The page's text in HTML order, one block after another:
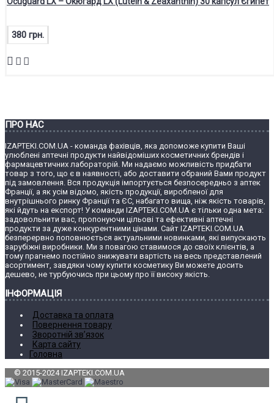
380 грн.
ПРО НАС
IZAPTEKI.COM.UA - команда фахівців, яка допоможе купити Ваші
улюблені аптечні продукти найвідоміших косметичних брендів і
фармацевтичних лабораторій. Ми надаємо можливість придбати
товар з того, що є в наявності, або доставити обраний Вами продукт
під замовлення. Вся продукція імпортується безпосередньо з аптек
Франції, а як усім відомо, якість продукції, виробленої для
внутрішнього ринку Франції та ЄС, набагато вища, ніж якість товарів,
які йдуть на експорт! У команди IZAPTEKI.COM.UA є тільки одна мета:
задовольнити вас, пропонуючи цільові та ефективні аптечні
продукти за дуже конкурентними цінами. Сайт IZAPTEKI.COM.UA
безперервно поповнюється актуальними новинками, які випускають
зарубіжні виробники. Ми з повагою ставимося до своїх клієнтів, а
тому прагнемо постійно знижувати вартість на весь представлений
асортимент, завдяки чому купити косметику Ви можете досить
дешево, не турбуючись при цьому про її високу якість.
ІНФОРМАЦІЯ
Доставка та оплата
Повернення товару
Зворотній зв’язок
Карта сайту
Головна
© 2015-2024 IZAPTEKI.COM.UA